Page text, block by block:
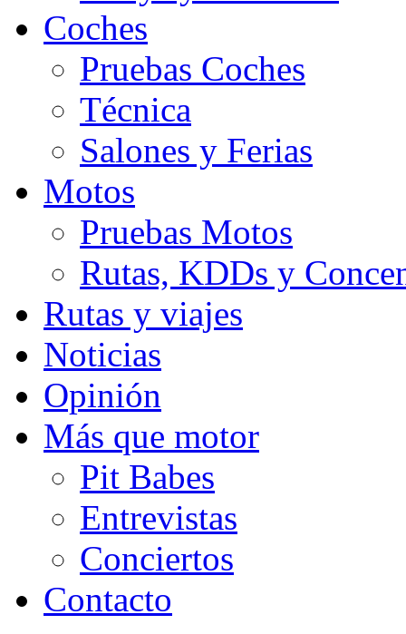
Coches
Pruebas Coches
Técnica
Salones y Ferias
Motos
Pruebas Motos
Rutas, KDDs y
Rutas y viajes
Noticias
Opinión
Más que motor
Pit Babes
Entrevistas
Conciertos
Contacto